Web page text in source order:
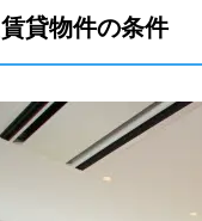
貸物件の条件